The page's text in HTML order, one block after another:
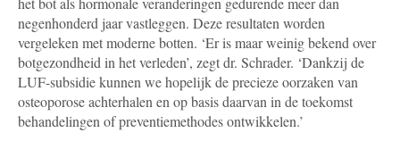
negenhonderd jaar vastleggen. Deze resultaten worden
vergeleken met moderne botten. ‘Er is maar weinig bekend over
botgezondheid in het verleden’, zegt dr. Schrader. ‘Dankzij de
LUF-subsidie kunnen we hopelijk de precieze oorzaken van
osteoporose achterhalen en op basis daarvan in de toekomst
behandelingen of preventiemethodes ontwikkelen.’